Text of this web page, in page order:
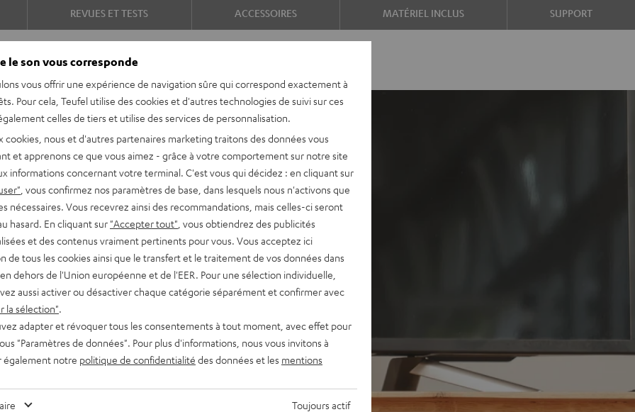
REVUES ET TESTS ACCESSOIRES MATÉRIEL INCLUS SUPPORT
de l'espace, que ce
le streaming, la radio, les
20 Mk4 est garanti.
nouveau couple
la musique, le son TV
ARC et CEC, Spotify
LAN, lecture USB, grand
et l'application Teufel
grâce à des modules
le son vous corresponde
vous offrir une expérience de navigation sûre qui correspond exactement à
Pour cela, Teufel utilise des cookies et d'autres technologies de suivi sur ces
celles de tiers et utilise des services de personnalisation.
cookies, nous et d'autres partenaires marketing traitons des données vous
et apprenons ce que vous aimez - grâce à votre comportement sur notre site
informations concernant votre terminal. C'est vous qui décidez : en cliquant sur
, vous confirmez nos paramètres de base, dans lesquels nous n'activons que
nécessaires. Vous recevrez ainsi des recommandations, mais celles-ci seront
hasard. En cliquant sur "Accepter tout" , vous obtiendrez des publicités
et des contenus vraiment pertinents pour vous. Vous acceptez ici
de tous les cookies ainsi que le transfert et le traitement de vos données dans
dehors de l'Union européenne et de l'EER. Pour une sélection individuelle,
aussi activer ou désactiver chaque catégorie séparément et confirmer avec
la sélection"
adapter et révoquer tous les consentements à tout moment, avec effet pour
"Paramètres de données". Pour plus d'informations, nous vous invitons à
également notre politique de confidentialité des données et les mentions
Toujours actif